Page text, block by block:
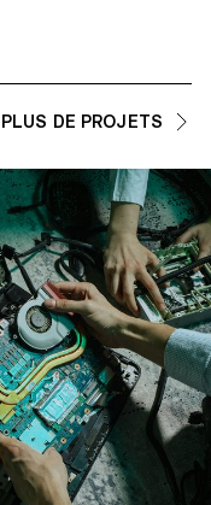
DE PROJETS